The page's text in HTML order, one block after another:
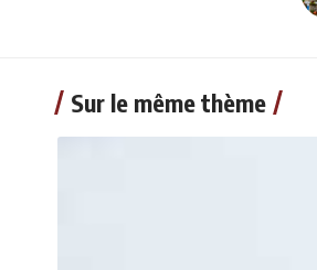
Sur le même thème